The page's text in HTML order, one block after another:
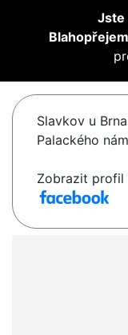
Jste
Slavkov u Brna
Palackého
Zobrazit profil